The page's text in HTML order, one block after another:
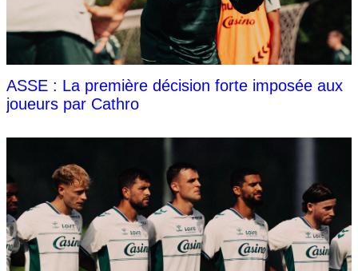
ASSE : La première décision forte imposée aux
joueurs par Cathro